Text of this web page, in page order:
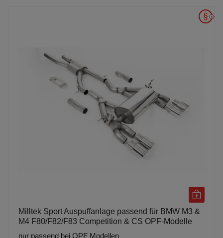
Milltek Sport Auspuffanlage passend für BMW M3 &
M4 F80/F82/F83 Competition & CS OPF-Modelle
nur passend bei OPF Modellen